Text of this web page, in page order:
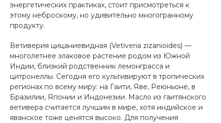
энергетических практиках, стоит присмотреться к
этому неброскому, но удивительно многогранному
продукту.
Ветиверия цицаниевидная (Vetiveria zizanioides) —
многолетнее злаковое растение родом из Южной
Индии, близкий родственник лемонграсса и
цитронеллы. Сегодня его культивируют в тропических
регионах по всему миру: на Гаити, Яве, Реюньоне, в
Бразилии, Японии и Индонезии. Масло из гаитянского
ветивера считается лучшим в мире, хотя индийское и
яванское тоже ценятся высоко. Для получения